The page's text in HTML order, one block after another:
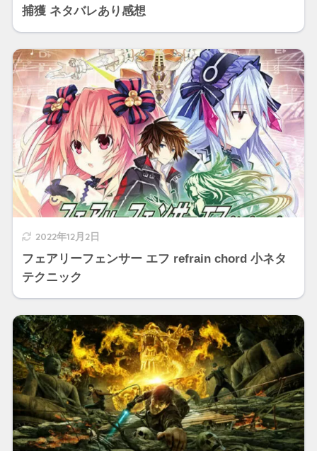
捕獲 ネタバレあり感想
2022年12月2日
フェアリーフェンサー エフ refrain chord 小ネタ
テクニック